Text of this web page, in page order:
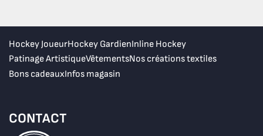
Hockey JoueurHockey GardienInline Hockey
Patinage ArtistiqueVêtementsNos créations textiles
Bons cadeauxInfos magasin
CONTACT